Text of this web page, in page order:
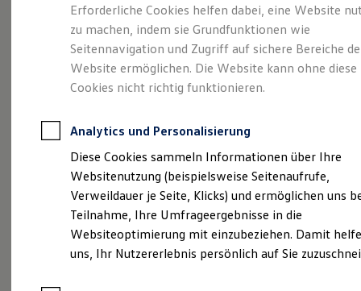
Leasing
Leasing-Angebote
Gebrauchtwagen Leasing
Junge Gebrauchtwagen-Leasing
Elektroauto Leasing
Kleinwagen-Leasing
Leasing ohne Anzahlung
Autokredit mit Schlussrate
Versicherungen und Garantien
Kfz-Versicherung
Restschuldversicherungen
Garantien
Wartungsverträge
Geschäftskunden
Professional Class bei Volkswagen
Großkunden
Behörden
Fahren Sie in Richtung
Erfolg: Ihre
Karrieremöglichkeiten
bei uns
Erforderliche Cookies helfen dabei, eine Website
zu machen, indem sie Grundfunktionen wie
Seitennavigation und Zugriff auf sichere Bereiche
Website ermöglichen. Die Website kann ohne diese
Cookies nicht richtig funktionieren.
Analytics und Personalisierung
Diese Cookies sammeln Informationen über Ihre
Websitenutzung (beispielsweise Seitenaufrufe,
Verweildauer je Seite, Klicks) und ermöglichen uns
Teilnahme, Ihre Umfrageergebnisse in die
Websiteoptimierung mit einzubeziehen. Damit
uns, Ihr Nutzererlebnis persönlich auf Sie